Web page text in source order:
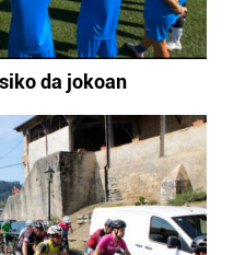
da jokoan